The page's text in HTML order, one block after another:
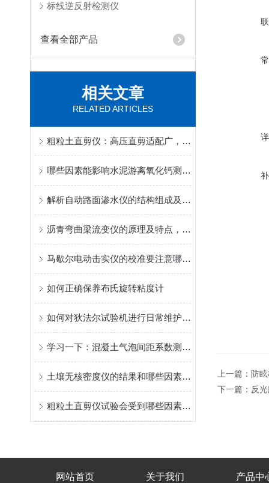
标线逆反射检测仪
查看全部产品
相关文章
RELATED ARTICLES
粗粒土直剪仪：高压直剪适配广，精准测粗粒土抗剪强度
哪些因素能影响水泥游离氧化钙测定仪的结果
解析自动路面渗水仪的结构组成及其操作使用
沥青弯曲梁流变仪的原理及特点，快来了解一下吧！
马歇尔电动击实仪的校准要注意哪些细节
如何正确保养布氏旋转粘度计
如何对狄法尔试验机进行日常维护保养？
学习一下：混凝土气泡间距系数测试仪的用途和特点
土壤无核密度仪的结果和哪些因素有关
粗粒土直剪仪试验会受到哪些因素的影响？
上一篇： 防
下一篇： 反
网站首页 关于我们 产品中